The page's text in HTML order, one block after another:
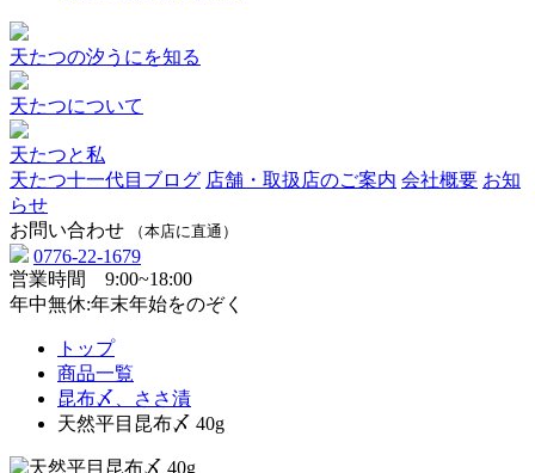
天たつの汐うにを知る
天たつについて
天たつと私
天たつ十一代目ブログ 店舗・取扱店のご案内 会社概要 お知
らせ
お問い合わせ
（本店に直通）
0776-22-1679
営業時間 9:00~18:00
年中無休:年末年始をのぞく
トップ
商品一覧
昆布〆、ささ漬
天然平目昆布〆 40g